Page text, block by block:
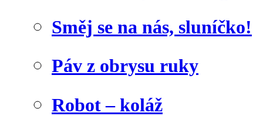
Směj se na nás, sluníčko!
Páv z obrysu ruky
Robot – koláž